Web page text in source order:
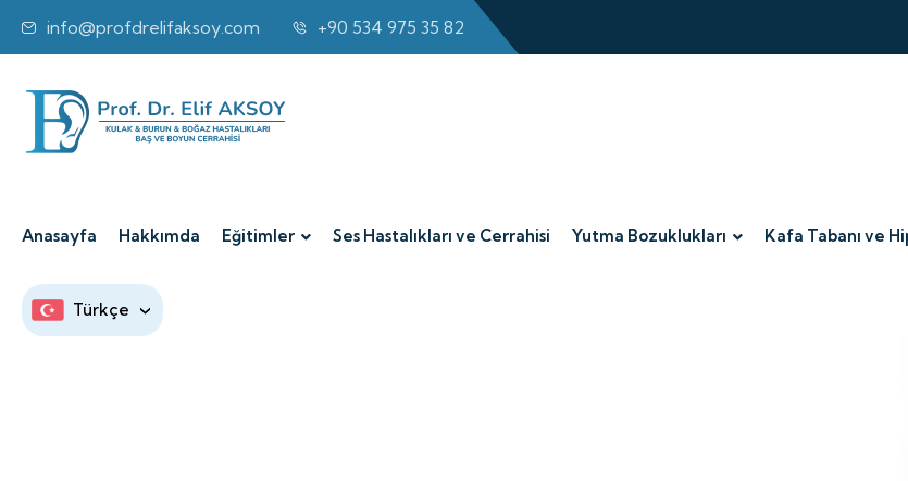
info@profdrelifaksoy.com +90 534 975 35 82
Anasayfa Hakkımda Eğitimler Ses Hastalıkları ve Cerrahisi Yutma Bozuklukları Kafa Tabanı ve
Türkçe